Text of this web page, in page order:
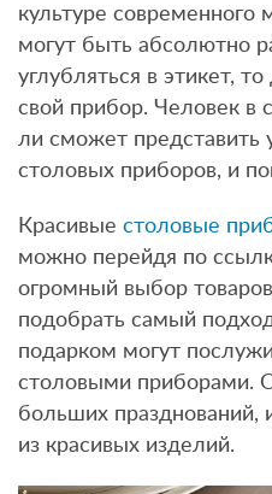
культуре современного
могут быть абсолютно
углубляться в этикет,
свой прибор. Человек в
ли сможет представить
столовых приборов, и
Красивые столовые
можно перейдя по
огромный выбор
подобрать самый
подарком могут
столовыми приборами.
больших празднований,
из красивых изделий.